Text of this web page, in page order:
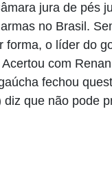
jura de pés
no Brasil.
forma, o líder do
com
fechou
diz que não pode